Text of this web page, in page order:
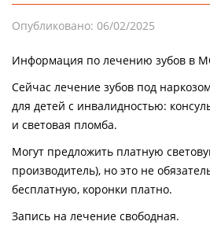
Опубликовано: 06/02/2025
Информация по лечению зубов в
Сейчас лечение зубов под
для детей с инвалидностью:
и световая пломба.
Могут предложить платную
производитель), но это не
бесплатную, коронки платно.
Запись на лечение свободная.